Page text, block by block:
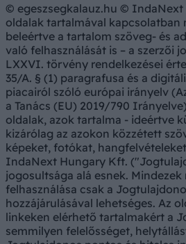
© egeszsegkalauz.hu © IndaNext
oldalak tartalmával kapcsolatban
beleértve a tartalom szöveg- és
való felhasználását is – a szerzői
LXXVI. törvény rendelkezései
35/A. § (1) paragrafusa és a
piacairól szóló európai irányelv
a Tanács (EU) 2019/790
oldalak, azok tartalma - ideértve
kizárólag az azokon közzétett
képeket, fotókat,
IndaNext Hungary Kft.
jogosultsága alá esnek.
felhasználása csak a
hozzájárulásával lehetséges. Az
linkeken elérhető tartalmakért a
semmilyen felelősséget,